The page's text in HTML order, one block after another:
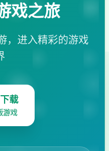
戏之旅
，进入精彩的游戏
载
游戏